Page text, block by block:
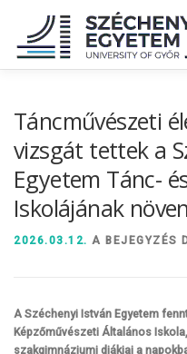
tartalomhoz
DIPLOMAÁTADÓ
SZOLGÁLTATÁSOK
Táncművészeti
vizsgát tettek a
Egyetem Tánc-
Iskolájának
2026.03.12. A BEJEGYZÉS
A Széchenyi István Egyetem
Képzőművészeti Általános
szakgimnáziumi diákjai a